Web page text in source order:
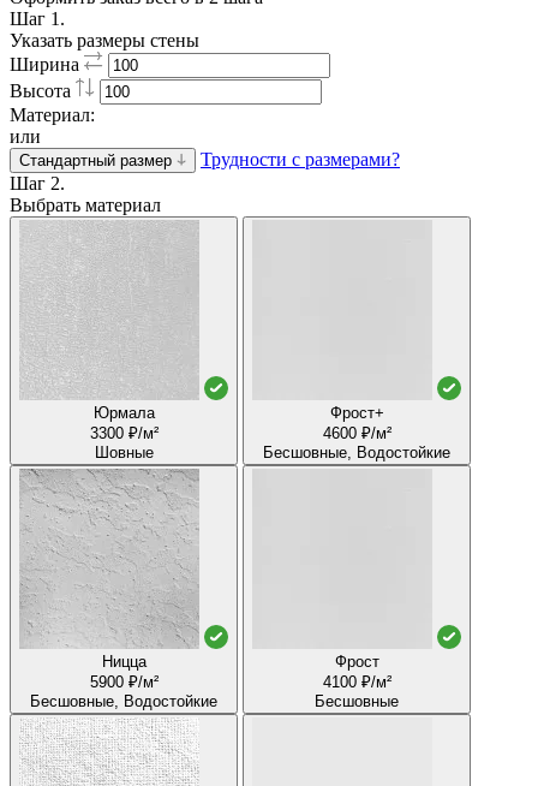
Шаг 1.
Указать размеры стены
Ширина
Высота
Материал:
или
Стандартный размер
Трудности с размерами?
Шаг 2.
Выбрать материал
Юрмала
3300 ₽/м²
Шовные
Фрост+
4600 ₽/м²
Бесшовные, Водостойкие
Ницца
5900 ₽/м²
Бесшовные, Водостойкие
Фрост
4100 ₽/м²
Бесшовные